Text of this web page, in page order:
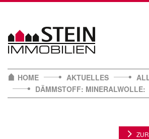
content
HOME
AKTUELLES
DÄMMSTOFF: MINERALWOLLE: